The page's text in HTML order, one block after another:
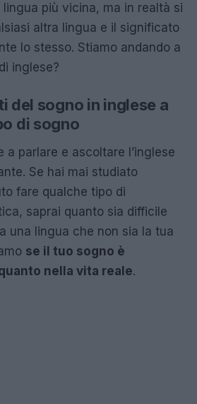
più vicina, ma in realtà si
altra lingua e il significato
lo stesso. Stiamo andando a
inglese?
del sogno in inglese a
di sogno
a parlare e ascoltare l’inglese
Se hai mai studiato
fare qualche tipo di
saprai quanto sia difficile
una lingua che non sia la tua
se il tuo sogno è
nella vita reale.